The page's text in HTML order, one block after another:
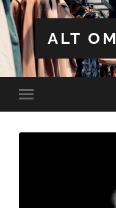
ALT
Toggle
mobile